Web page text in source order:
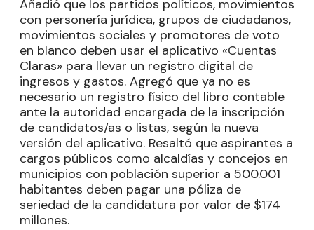
Añadió que los partidos políticos, movimientos
con personería jurídica, grupos de ciudadanos,
movimientos sociales y promotores de voto
en blanco deben usar el aplicativo «Cuentas
Claras» para llevar un registro digital de
ingresos y gastos. Agregó que ya no es
necesario un registro físico del libro contable
ante la autoridad encargada de la inscripción
de candidatos/as o listas, según la nueva
versión del aplicativo. Resaltó que aspirantes a
cargos públicos como alcaldías y concejos en
municipios con población superior a 500.001
habitantes deben pagar una póliza de
seriedad de la candidatura por valor de $174
millones.